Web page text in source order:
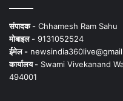
संपादक - Chhamesh Ram Sahu
मोबाइल - 9131052524
ईमेल -
कार्यालय - Swami Vivekanand
494001